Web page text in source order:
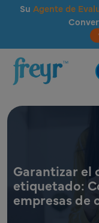
Saltar al contenido
Su Agente de
.
Garantizar el
etiquetado:
empresas de